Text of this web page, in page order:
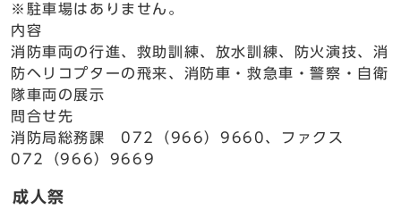
※駐車場はありません。
内容
消防車両の行進、救助訓練、放水訓練、防火演技、消
防ヘリコプターの飛来、消防車・救急車・警察・自衛
隊車両の展示
問合せ先
消防局総務課 072（966）9660、ファクス
072（966）9669
成人祭